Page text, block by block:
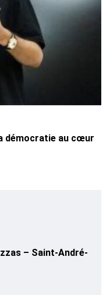
démocratie au cœur
– Saint-André-